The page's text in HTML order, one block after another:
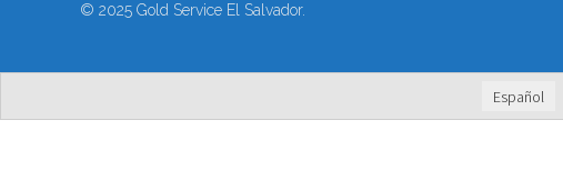
© 2025 Gold Service El Salvador.
Español